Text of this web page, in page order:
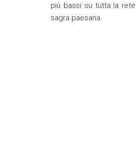
più bassi su tutta la
sagra paesana.